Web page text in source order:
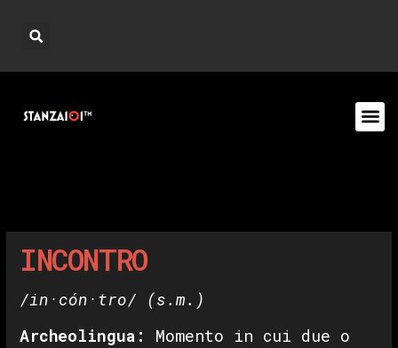
INCONTRO
/in·cón·tro/ (s.m.)
Archeolingua:
Momento in cui due o